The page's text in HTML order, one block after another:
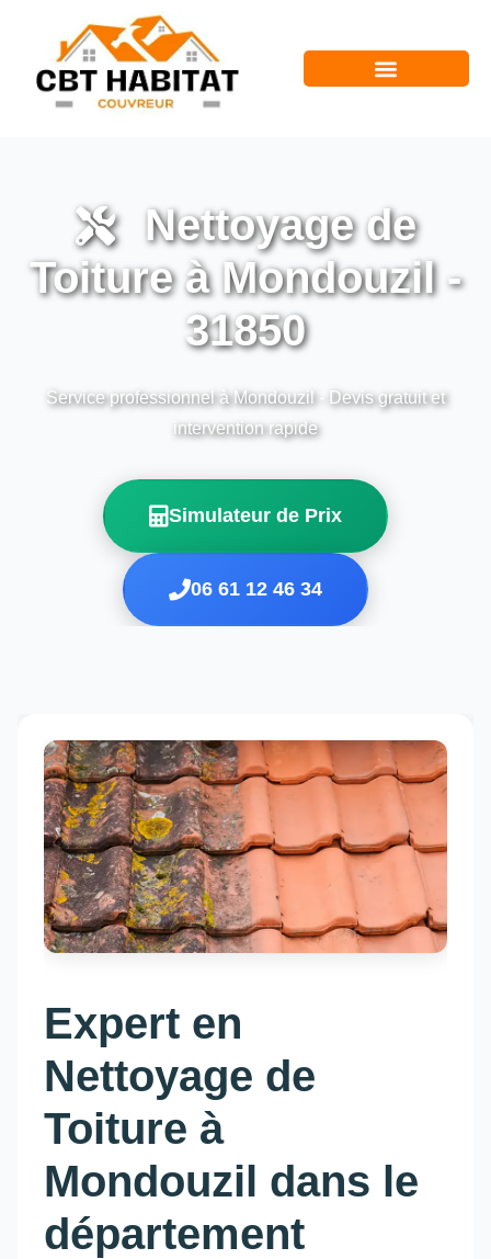
Nettoyage de
Toiture à Mondouzil -
31850
Service professionnel à Mondouzil - Devis gratuit et
intervention rapide
Simulateur de Prix
06 61 12 46 34
Expert en
Nettoyage de
Toiture à
Mondouzil dans le
département